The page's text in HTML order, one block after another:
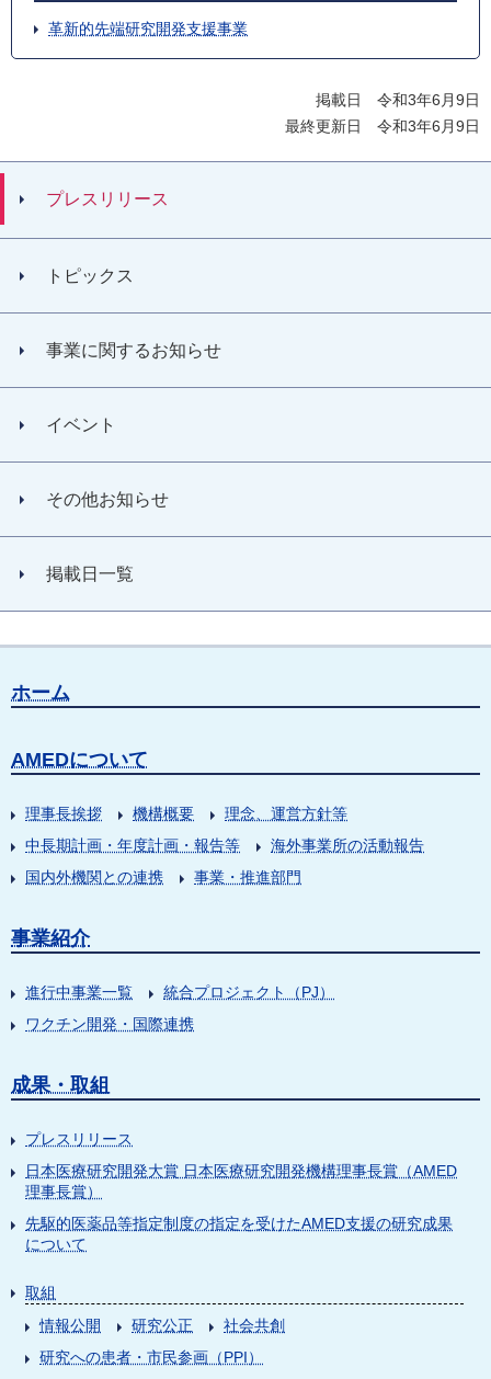
革新的先端研究開発支援事業
掲載日 令和3年6月9日
最終更新日 令和3年6月9日
プレスリリース
トピックス
事業に関するお知らせ
イベント
その他お知らせ
掲載日一覧
ホーム
AMEDについて
理事長挨拶 機構概要
理念、運営方針等
中長期計画・年度計画・報告等
海外事業所の活動報告
国内外機関との連携
事業・推進部門
事業紹介
進行中事業一覧
統合プロジェクト（PJ）
ワクチン開発・国際連携
成果・取組
プレスリリース
日本医療研究開発大賞 日本医療研究開発機構理事長賞（AMED
理事長賞）
先駆的医薬品等指定制度の指定を受けたAMED支援の研究成果
について
取組
情報公開
研究公正
社会共創
研究への患者・市民参画（PPI）